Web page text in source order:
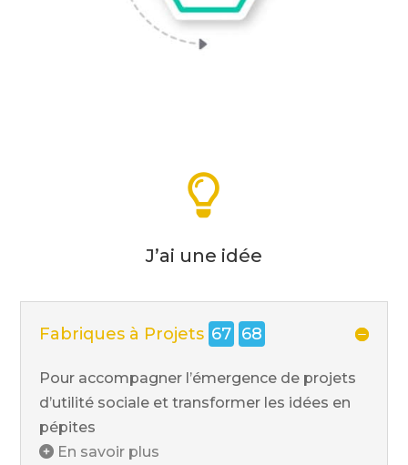

J’ai une idée
Fabriques à Projets 67 68
Pour accompagner l’émergence de projets
d’utilité sociale et transformer les idées en
pépites
En savoir plus